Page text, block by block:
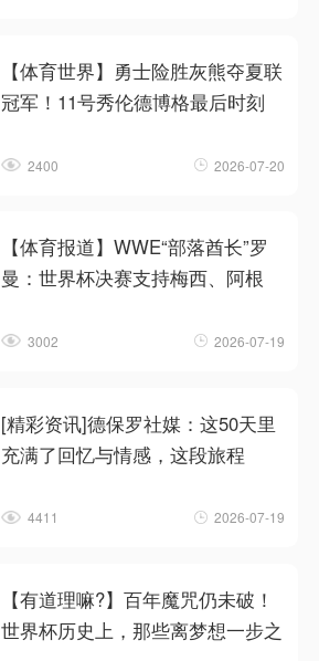
【体育世界】勇士险胜灰熊夺夏联
冠军！11号秀伦德博格最后时刻
2400 2026-07-20
【体育报道】WWE“部落酋长”罗
曼：世界杯决赛支持梅西、阿根
3002 2026-07-19
[精彩资讯]德保罗社媒：这50天里
充满了回忆与情感，这段旅程
4411 2026-07-19
【有道理嘛?】百年魔咒仍未破！
世界杯历史上，那些离梦想一步之